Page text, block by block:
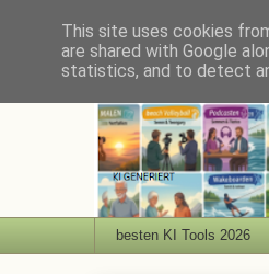
besten KI Tools 2026
This site uses cookies
are shared with Google
statistics, and to detect